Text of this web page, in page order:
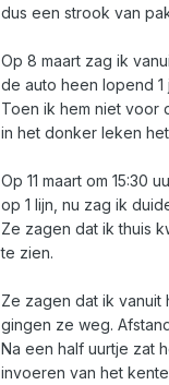
dus een strook van
Op 8 maart zag ik
de auto heen lopend
Toen ik hem niet voor
in het donker leken
Op 11 maart om
op 1 lijn, nu zag ik
Ze zagen dat ik thuis
te zien.
Ze zagen dat ik vanuit
gingen ze weg.
Na een half uurtje zat
invoeren van het